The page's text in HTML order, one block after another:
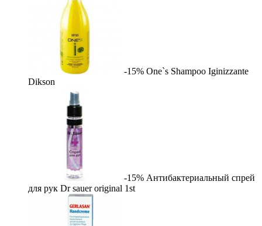
-15% One`s Shampoo Iginizzante
Dikson
-15% Антибактериальный спрей
для рук Dr sauer original 1st